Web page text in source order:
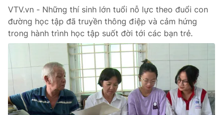
Hậu trường
Nhân vật
Khán giả
Giải sao mai
Điện ảnh
Âm nhạc
Đời sống
Du lịch
Làm đẹp
Chất lượng cuộc sống
Giáo dục
Tuyển sinh
Học trực tuyến
Công nghệ
Hitech Công nghệ tương lai
Giao lưu trực tuyến
VTV.vn - Những thí sinh lớn tuổi nỗ lực theo đuổi con
đường học tập đã truyền thông điệp và cảm hứng
trong hành trình học tập suốt đời tới các bạn trẻ.